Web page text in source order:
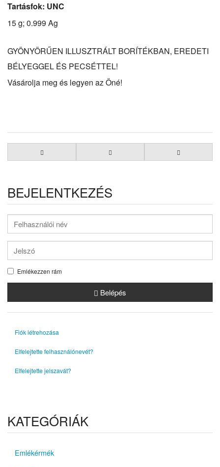
Tartásfok: UNC
15 g; 0.999 Ag
GYÖNYÖRŰEN ILLUSZTRÁLT BORÍTÉKBAN, EREDETI
BÉLYEGGEL ÉS PECSÉTTEL!
Vásárolja meg és legyen az Öné!
BEJELENTKEZÉS
Emlékezzen rám
Belépés
Fiók létrehozása
Elfelejtette felhasználónevét?
Elfelejtette jelszavát?
KATEGÓRIÁK
Emlékérmék